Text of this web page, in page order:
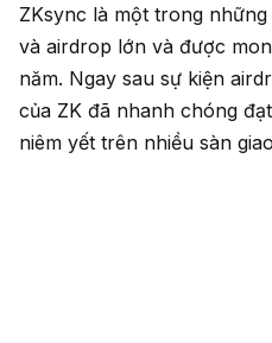
ZKsync là một trong
và airdrop lớn và được
năm. Ngay sau sự kiện
của ZK đã nhanh chóng
niêm yết trên nhiều sàn